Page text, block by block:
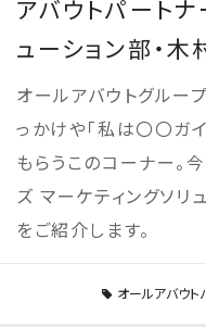
アバウトパートナ
ューション部・木
オールアバウトグルー
っかけや「私は〇〇ガ
もらうこのコーナー。
ズ マーケティングソリ
をご紹介します。
オールアバウト